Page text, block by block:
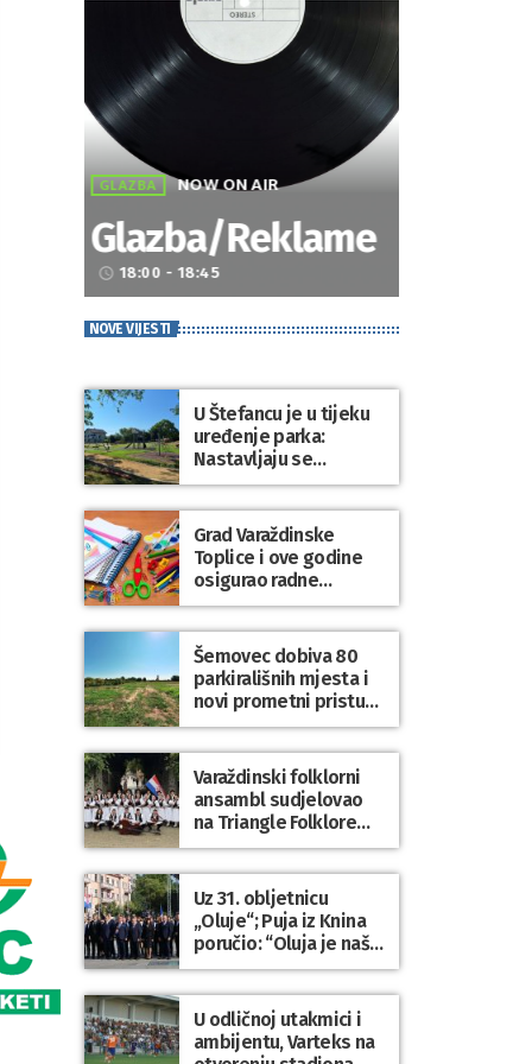
GLAZBA NOW ON AIR
Glazba/Reklame
access_time 18:00 - 18:45
NOVE VIJESTI
U Štefancu je u tijeku
uređenje parka:
Nastavljaju se
ulaganja u javne
prostore diljem
općine Trnovec
Bartolovečki
Grad Varaždinske
Toplice i ove godine
osigurao radne
bilježnice i dodatni
obrazovni materijal za
sve osnovnoškolce
Šemovec dobiva 80
parkirališnih mjesta i
novi prometni pristup
groblju
Varaždinski folklorni
ansambl sudjelovao
na Triangle Folklore
Festivalu u Danskoj
Uz 31. obljetnicu
„Oluje“; Puja iz Knina
poručio: “Oluja je naša
najveća pobjeda,
simbol slobode i
zajedništva!”
U odličnoj utakmici i
ambijentu, Varteks na